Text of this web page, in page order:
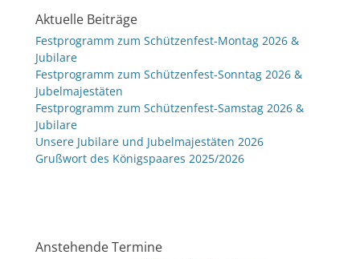
Aktuelle Beiträge
Festprogramm zum Schützenfest-Montag 2026 &
Jubilare
Festprogramm zum Schützenfest-Sonntag 2026 &
Jubelmajestäten
Festprogramm zum Schützenfest-Samstag 2026 &
Jubilare
Unsere Jubilare und Jubelmajestäten 2026
Grußwort des Königspaares 2025/2026
Anstehende Termine